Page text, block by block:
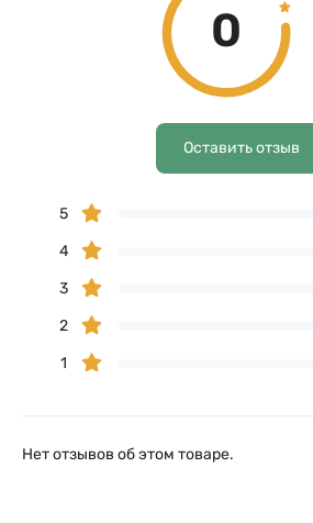
0
Оставить отзыв
5
4
3
2
1
Нет отзывов об этом товаре.